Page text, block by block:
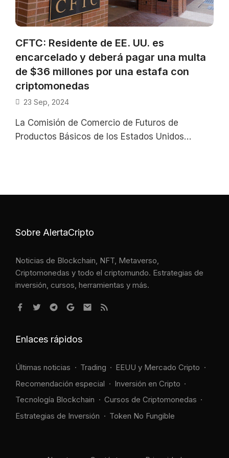
CFTC: Residente de EE. UU. es
encarcelado y deberá pagar una multa
de $36 millones por una estafa con
criptomonedas
23 Sep, 2024
La Comisión de Comercio de Futuros de
Productos Básicos de los Estados Unidos
Sobre AlertaCripto
Noticias de Blockchain, NFT, Metaverso,
Criptomonedas y todo el criptomundo. Estrategias de
inversión, cursos, herramientas y más.
Enlaces rápidos
Últimas noticias Trading
EEUU y Mercado Cripto
Recomendación especial
Inversión en Cripto
Tecnología Blockchain
Cursos de Criptomonedas
Estrategias de Inversión
Token No Fungible